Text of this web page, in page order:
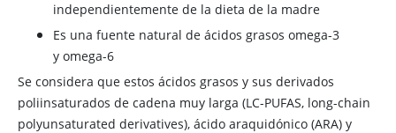
independientemente de la dieta de la madre
Es una fuente natural de ácidos grasos omega-3
y omega-6
Se considera que estos ácidos grasos y sus derivados
poliinsaturados de cadena muy larga (LC-PUFAS, long-chain
polyunsaturated derivatives), ácido araquidónico (ARA) y